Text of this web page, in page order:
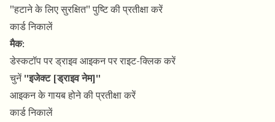
"हटाने के लिए सुरक्षित" पुष्टि की प्रतीक्षा करें
कार्ड निकालें
मैक:
डेस्कटॉप पर ड्राइव आइकन पर राइट-क्लिक करें
चुनें"इजेक्ट [ड्राइव नेम]"
आइकन के गायब होने की प्रतीक्षा करें
कार्ड निकालें